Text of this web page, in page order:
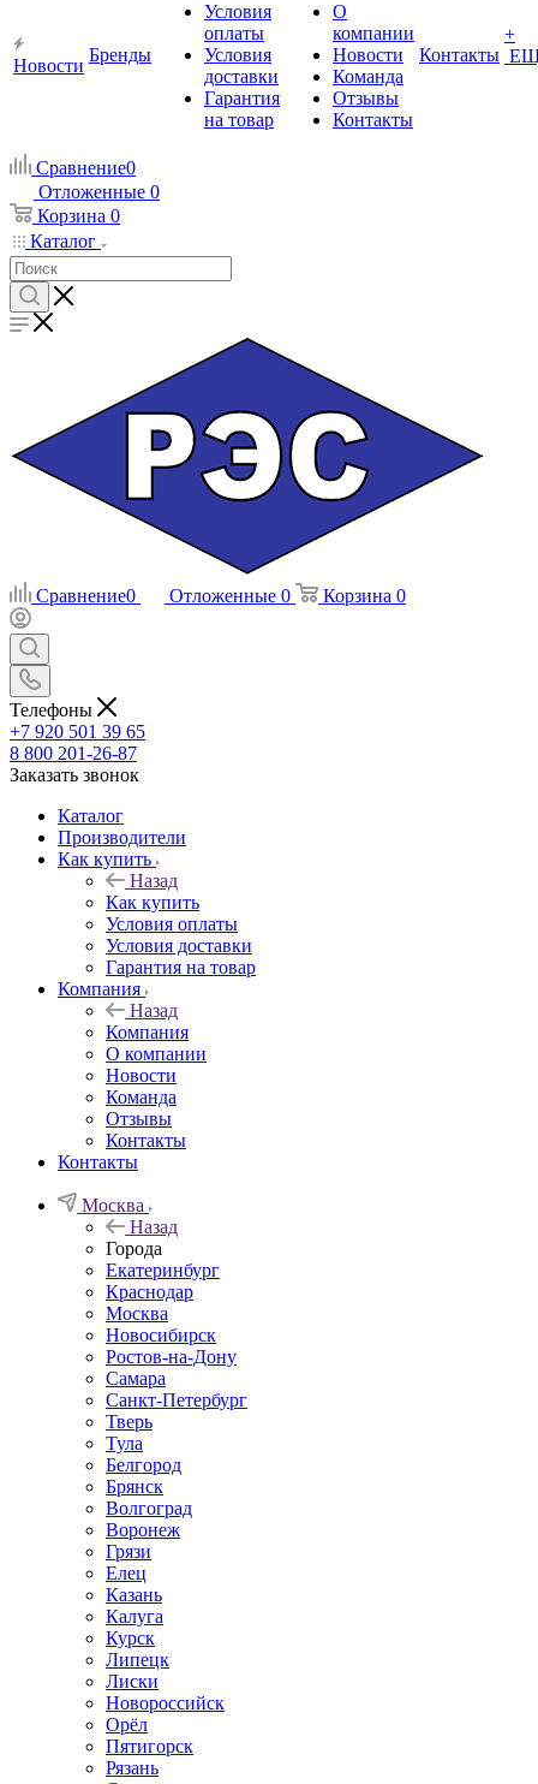
Новости
Бренды
Условия
оплаты
Условия
доставки
Гарантия
на товар
О
компании
Новости
Команда
Отзывы
Контакты
Контакты
+
Сравнение0
Отложенные 0
Корзина 0
Каталог
Сравнение0 Отложенные 0 Корзина 0
Телефоны
+7 920 501 39 65
8 800 201-26-87
Заказать звонок
Каталог
Производители
Как купить
Назад
Как купить
Условия оплаты
Условия доставки
Гарантия на товар
Компания
Назад
Компания
О компании
Новости
Команда
Отзывы
Контакты
Контакты
Москва
Назад
Города
Екатеринбург
Краснодар
Москва
Новосибирск
Ростов-на-Дону
Самара
Санкт-Петербург
Тверь
Тула
Белгород
Брянск
Волгоград
Воронеж
Грязи
Елец
Казань
Калуга
Курск
Липецк
Лиски
Новороссийск
Орёл
Пятигорск
Рязань